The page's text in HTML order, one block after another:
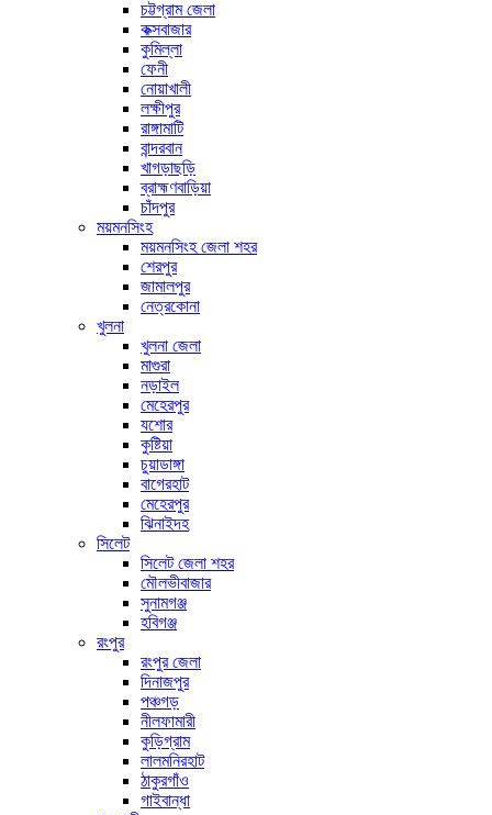
চট্টগ্রাম জেলা
কক্সবাজার
কুমিল্লা
ফেনী
নোয়াখালী
লক্ষীপুর
রাঙ্গামাটি
বান্দরবান
খাগড়াছড়ি
ব্রাহ্মণবাড়িয়া
চাঁদপুর
ময়মনসিংহ
ময়মনসিংহ জেলা শহর
শেরপুর
জামালপুর
নেত্রকোনা
খুলনা
খুলনা জেলা
মাগুরা
নড়াইল
মেহেরপুর
যশোর
কুষ্টিয়া
চুয়াডাঙ্গা
বাগেরহাট
মেহেরপুর
ঝিনাইদহ
সিলেট
সিলেট জেলা শহর
মৌলভীবাজার
সুনামগঞ্জ
হবিগঞ্জ
রংপুর
রংপুর জেলা
দিনাজপুর
পঞ্চগড়
নীলফামারী
কুড়িগ্রাম
লালমনিরহাট
ঠাকুরগাঁও
গাইবান্ধা